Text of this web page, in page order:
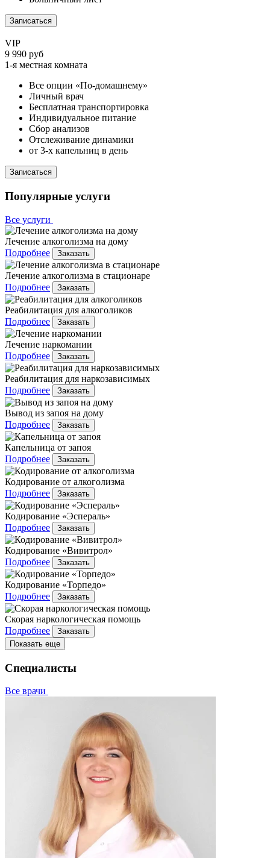
Записаться
VIP
9 990 руб
1-я местная комната
Все опции «По-домашнему»
Личный врач
Бесплатная транспортировка
Индивидуальное питание
Сбор анализов
Отслеживание динамики
от 3-х капельниц в день
Записаться
Популярные услуги
Все услуги
Лечение алкоголизма на дому
Подробнее
Заказать
Лечение алкоголизма в стационаре
Подробнее
Заказать
Реабилитация для алкоголиков
Подробнее
Заказать
Лечение наркомании
Подробнее
Заказать
Реабилитация для наркозависимых
Подробнее
Заказать
Вывод из запоя на дому
Подробнее
Заказать
Капельница от запоя
Подробнее
Заказать
Кодирование от алкоголизма
Подробнее
Заказать
Кодирование «Эспераль»
Подробнее
Заказать
Кодирование «Вивитрол»
Подробнее
Заказать
Кодирование «Торпедо»
Подробнее
Заказать
Скорая наркологическая помощь
Подробнее
Заказать
Показать еще
Специалисты
Все врачи